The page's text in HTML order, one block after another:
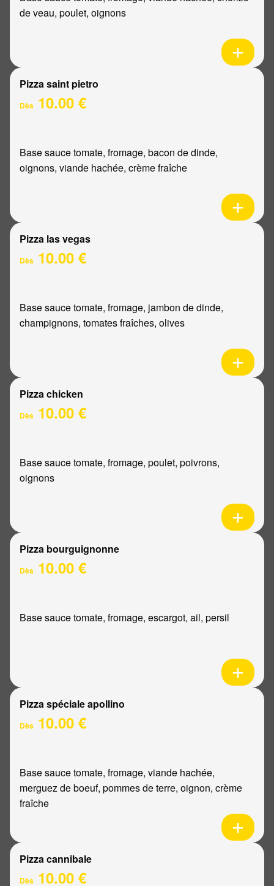
de veau, poulet, oignons
Pizza saint pietro
Dès 10.00 €
Base sauce tomate, fromage, bacon de dinde,
oignons, viande hachée, crème fraîche
Pizza las vegas
Dès 10.00 €
Base sauce tomate, fromage, jambon de dinde,
champignons, tomates fraîches, olives
Pizza chicken
Dès 10.00 €
Base sauce tomate, fromage, poulet, poivrons,
oignons
Pizza bourguignonne
Dès 10.00 €
Base sauce tomate, fromage, escargot, ail, persil
Pizza spéciale apollino
Dès 10.00 €
Base sauce tomate, fromage, viande hachée,
merguez de boeuf, pommes de terre, oignon, crème
fraîche
Pizza cannibale
Dès 10.00 €